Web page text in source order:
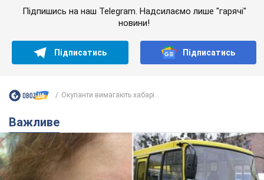
Підпишись на наш Telegram. Надсилаємо лише "гарячі"
новини!
Підписатись Підписатись
Окупанти вимагають хабарі...
Важливе